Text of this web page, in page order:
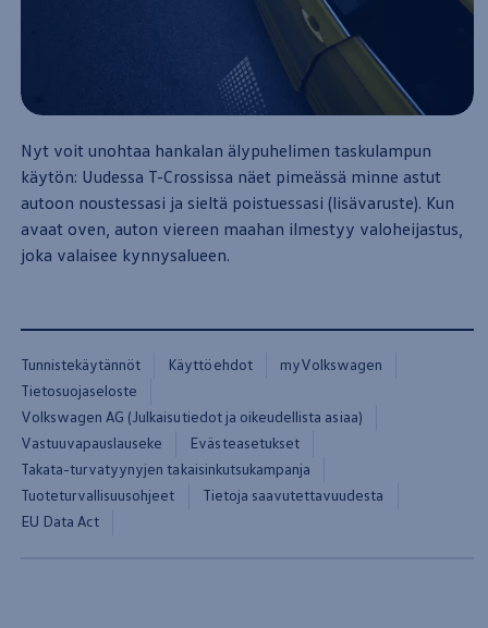
Volkswagen-huolto ja vauriokorjaus
Alkuperäisosat ja lisävarusteet
Huolenpitosopimus
Renkaat ja vanteet
Ajotietopalvelut Basic ja Fleet
Auton osien kierrätys
Digitaaliset lisäpalvelut
Löydä palveluita mallillesi
Matkapuhelimen ja ajoneuvon yhdistäminen
Päivitykset ohjelmistoihin, karttoihin ja
Yhdistettävyys
Volkswagen-tietoa
Usein kysyttyä
Uutiset
Tilaa vaatimuksenmukaisuustodistus
Sponsorointi ja jalkapallo
Volkswagen-tarinat
WLTP-kulutusmittaus
Yhteystiedot ja jälleenmyyjät
Nyt voit unohtaa hankalan älypuhelimen taskulampun
käytön: Uudessa T-Crossissa näet pimeässä minne astut
autoon noustessasi ja sieltä poistuessasi (lisävaruste). Kun
avaat oven, auton viereen maahan ilmestyy valoheijastus,
joka valaisee kynnysalueen.
Tunnistekäytännöt Käyttöehdot
myVolkswagen
Tietosuojaseloste
Volkswagen AG (Julkaisutiedot ja oikeudellista asiaa)
Vastuuvapauslauseke
Evästeasetukset
Takata-turvatyynyjen takaisinkutsukampanja
Tuoteturvallisuusohjeet
Tietoja saavutettavuudesta
EU Data Act